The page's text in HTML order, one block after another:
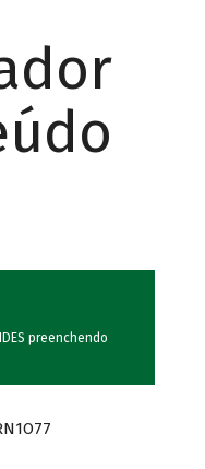
preenchendo